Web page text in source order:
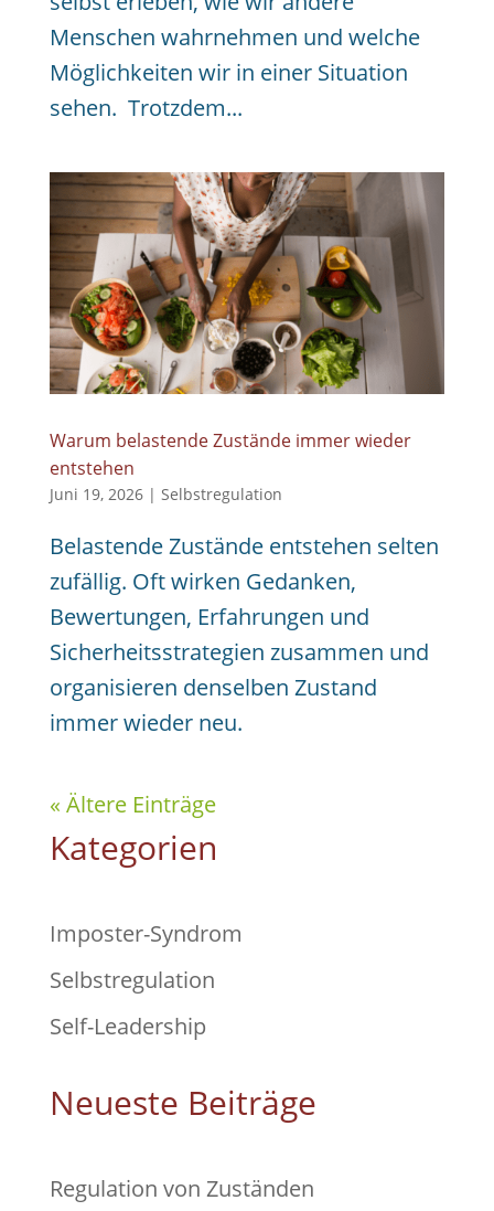
Menschen wahrnehmen und welche
Möglichkeiten wir in einer Situation
sehen. Trotzdem...
Warum belastende Zustände immer wieder
entstehen
Juni 19, 2026| Selbstregulation
Belastende Zustände entstehen selten
zufällig. Oft wirken Gedanken,
Bewertungen, Erfahrungen und
Sicherheitsstrategien zusammen und
organisieren denselben Zustand
immer wieder neu.
« Ältere Einträge
Kategorien
Imposter-Syndrom
Selbstregulation
Self-Leadership
Neueste Beiträge
Regulation von Zuständen